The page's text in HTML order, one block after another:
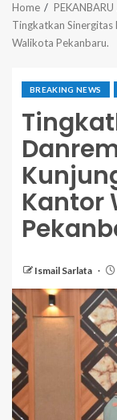
Home
PEKANBARU
Tingkatkan
Walikota Pekanbaru.
BREAKING NEWS
Kantor
Ismail Sarlata